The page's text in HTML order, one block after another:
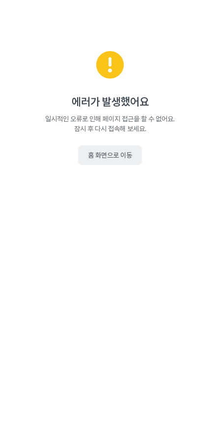
에러가 발생했어요
일시적인 오류로 인해 페이지 접근을 할 수 없어요.
잠시 후 다시 접속해 보세요.
홈 화면으로 이동